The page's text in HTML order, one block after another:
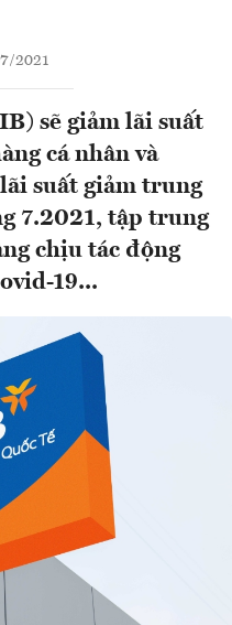
2021
sẽ giảm lãi suất
cá nhân và
suất giảm trung
7.2021, tập trung
chịu tác động
19...